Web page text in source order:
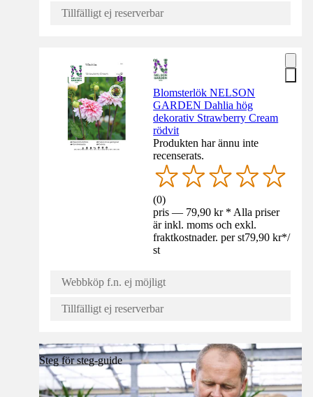
Tillfälligt ej reserverbar
Blomsterlök NELSON
GARDEN Dahlia hög
dekorativ Strawberry Cream
rödvit
Produkten har ännu inte
recenserats.
(0)
pris — 79,90 kr * Alla priser
är inkl. moms och exkl.
fraktkostnader. per st79,90 kr*/
st
Webbköp f.n. ej möjligt
Tillfälligt ej reserverbar
Steg för steg-guide